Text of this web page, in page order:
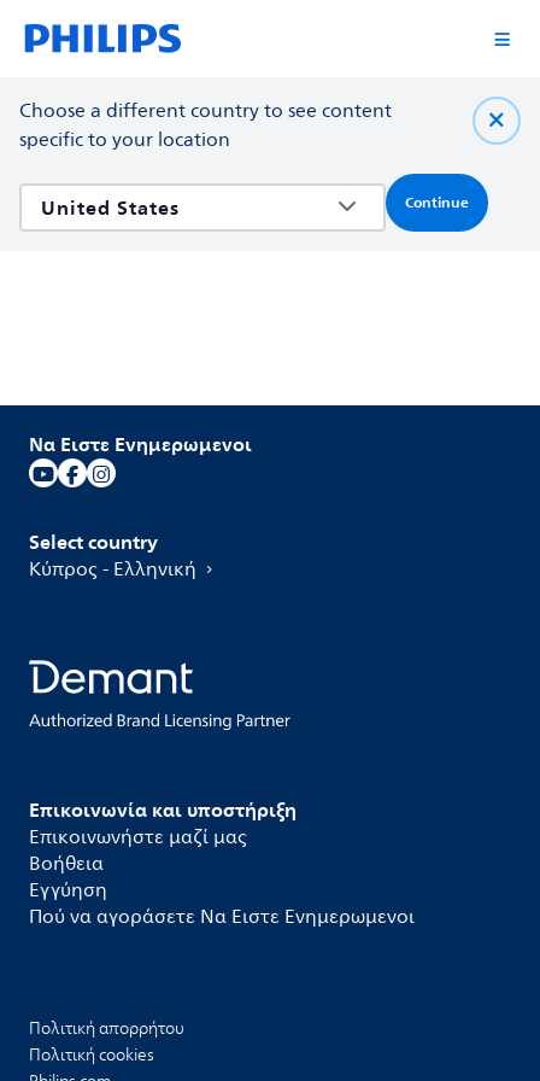
Choose a different country to see content
specific to your location
Continue
Επικοινωνία και υποστήριξη
Επικοινωνήστε μαζί μας
Βοήθεια
Εγγύηση
Πού να αγοράσετε Να Ειστε Ενημερωμενοι
Να Ειστε Ενημερωμενοι
Select country
Κύπρος - Ελληνική
Πολιτική απορρήτου
Πολιτική cookies